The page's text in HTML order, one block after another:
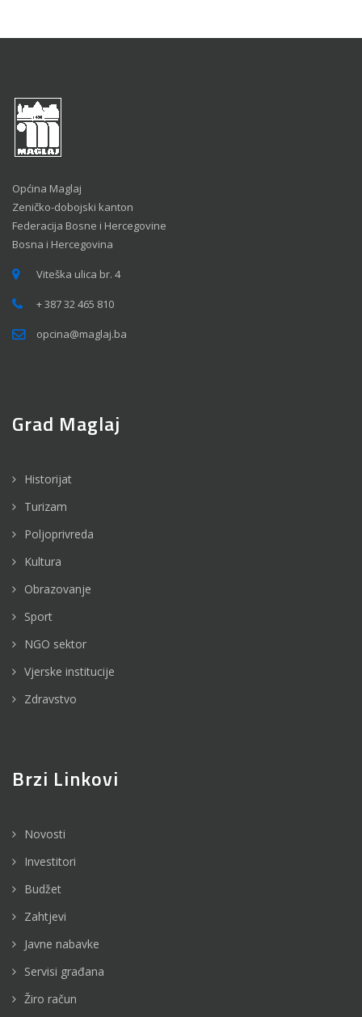
Općina Maglaj
Zeničko-dobojski kanton
Federacija Bosne i Hercegovine
Bosna i Hercegovina
Viteška ulica br. 4
+ 387 32 465 810
opcina@maglaj.ba
Grad Maglaj
Historijat
Turizam
Poljoprivreda
Kultura
Obrazovanje
Sport
NGO sektor
Vjerske institucije
Zdravstvo
Brzi Linkovi
Novosti
Investitori
Budžet
Zahtjevi
Javne nabavke
Servisi građana
Žiro račun